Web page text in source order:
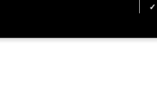
✓